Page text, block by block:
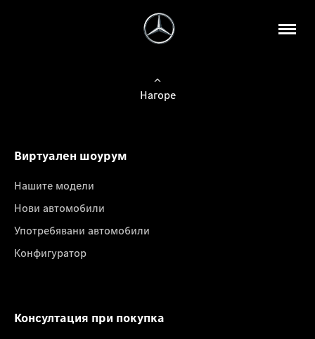
Нагоре
Виртуален шоурум
Нашите модели
Нови автомобили
Употребявани автомобили
Конфигуратор
Консултация при покупка